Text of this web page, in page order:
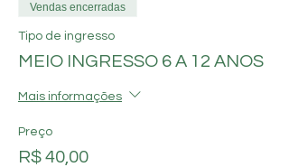
Vendas encerradas
Tipo de ingresso
MEIO INGRESSO 6 A 12 ANOS
Mais informações
Preço
R$ 40,00